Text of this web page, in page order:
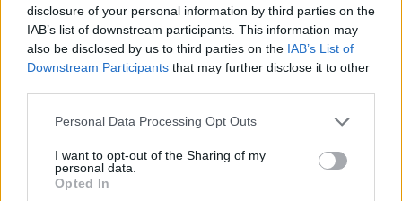
disclosure of your personal information by third parties on the
IAB’s list of downstream participants. This information may
also be disclosed by us to third parties on the IAB’s List of
Downstream Participants that may further disclose it to other
Please note that this website/app uses one or more Google
not limited to your visit or usage behaviour. You may click to
grant or deny consent to Google and its third-party tags to
use your data for below specified purposes in below Google
Personal Data Processing Opt Outs
I want to opt-out of the Sharing of my
personal data.
Opted In
Comunio Farkıyla: 18. Haftada Farkındalık Yaratacak 11. Göz
atmadan geçme!
12/20/2021 Yazar Sefa Çayırlı|
Birden fazla gol bulabileceklerini düşündüğüm için bu gollerin birinin
Devam oku »